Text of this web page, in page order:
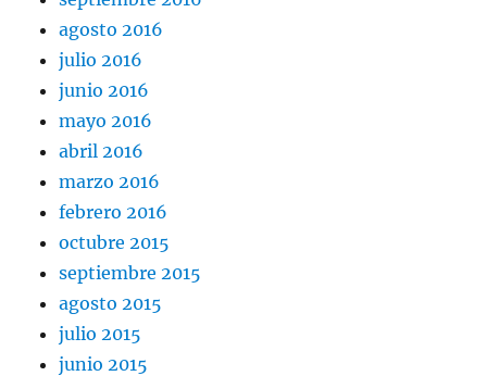
agosto 2016
julio 2016
junio 2016
mayo 2016
abril 2016
marzo 2016
febrero 2016
octubre 2015
septiembre 2015
agosto 2015
julio 2015
junio 2015